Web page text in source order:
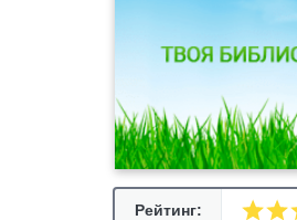
Рейтинг: